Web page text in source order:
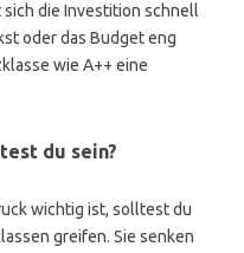
die Investition schnell
oder das Budget eng
wie A++ eine
du sein?
wichtig ist, solltest du
greifen. Sie senken